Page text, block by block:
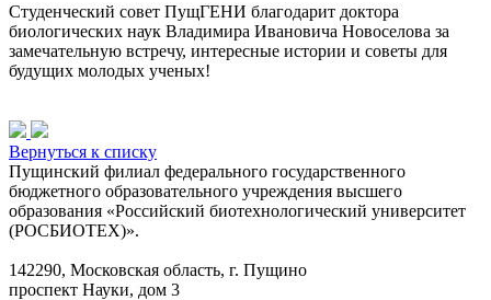
Студенческий совет ПущГЕНИ благодарит доктора
биологических наук Владимира Ивановича Новоселова за
замечательную встречу, интересные истории и советы для
будущих молодых ученых!
Вернуться к списку
Пущинский филиал федерального государственного
бюджетного образовательного учреждения высшего
образования «Российский биотехнологический университет
(РОСБИОТЕХ)».
142290, Московская область, г. Пущино
проспект Науки, дом 3